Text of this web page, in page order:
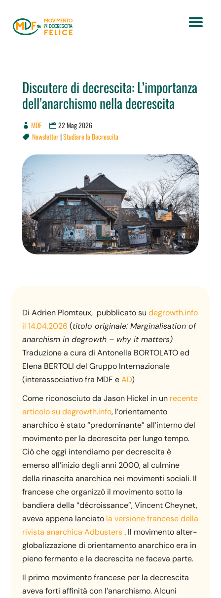
Discutere di decrescita: L’importanza
dell’anarchismo nella decrescita
MDF 22 Mag 2026
 Newsletter|Studiare la Decrescita
Di Adrien Plomteux, pubblicato sudegrowth.info
il 14.04.2026 (titolo originale: Marginalisation of
anarchism in degrowth – why it matters)
Traduzione a cura di Antonella BORTOLATO ed
Elena BERTOLI del Gruppo Internazionale
(interassociativo fra MDF eAD)
Come riconosciuto da Jason Hickel in un recente
articolo su degrowth.info, l’orientamento
anarchico è stato “predominante” all’interno del
movimento per la decrescita per lungo tempo.
Ciò che oggi intendiamo per decrescita è
emerso all’inizio degli anni 2000, al culmine
della rinascita anarchica nei movimenti sociali. Il
francese che organizzò il movimento sotto la
bandiera della “décroissance”, Vincent Cheynet,
aveva appena lanciato la versione francese della
rivista anarchica Adbusters. Il movimento alter-
globalizzazione di orientamento anarchico era in
pieno fermento e la decrescita ne faceva parte.
Il primo movimento francese per la decrescita
aveva forti affinità con l’anarchismo. Alcuni